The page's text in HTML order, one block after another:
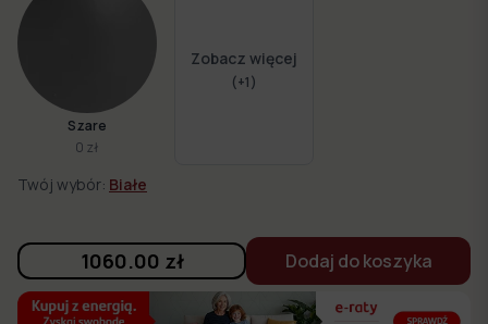
Szare
0 zł
Zobacz więcej
(+1)
Twój wybór: Białe
1060.00 zł Dodaj do koszyka